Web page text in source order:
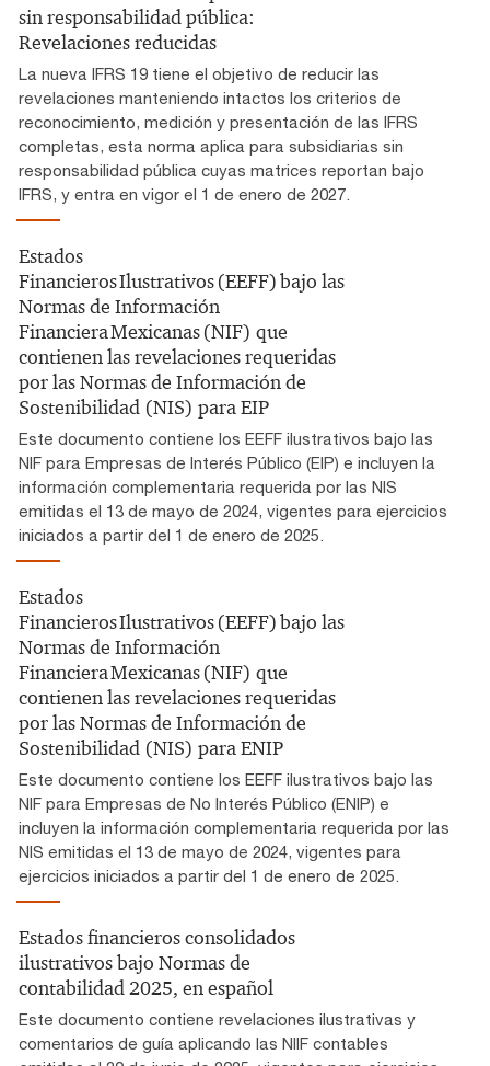
sin responsabilidad pública:
Revelaciones reducidas
La nueva IFRS 19 tiene el objetivo de reducir las
revelaciones manteniendo intactos los criterios de
reconocimiento, medición y presentación de las IFRS
completas, esta norma aplica para subsidiarias sin
responsabilidad pública cuyas matrices reportan bajo
IFRS, y entra en vigor el 1 de enero de 2027.
Estados
Financieros Ilustrativos (EEFF) bajo las
Normas de Información
Financiera Mexicanas (NIF) que
contienen las revelaciones requeridas
por las Normas de Información de
Sostenibilidad (NIS) para EIP
Este documento contiene los EEFF ilustrativos bajo las
NIF para Empresas de Interés Público (EIP) e incluyen la
información complementaria requerida por las NIS
emitidas el 13 de mayo de 2024, vigentes para ejercicios
iniciados a partir del 1 de enero de 2025.
Estados
Financieros Ilustrativos (EEFF) bajo las
Normas de Información
Financiera Mexicanas (NIF) que
contienen las revelaciones requeridas
por las Normas de Información de
Sostenibilidad (NIS) para ENIP
Este documento contiene los EEFF ilustrativos bajo las
NIF para Empresas de No Interés Público (ENIP) e
incluyen la información complementaria requerida por las
NIS emitidas el 13 de mayo de 2024, vigentes para
ejercicios iniciados a partir del 1 de enero de 2025.
Estados financieros consolidados
ilustrativos bajo Normas de
contabilidad 2025, en español
Este documento contiene revelaciones ilustrativas y
comentarios de guía aplicando las NIIF contables